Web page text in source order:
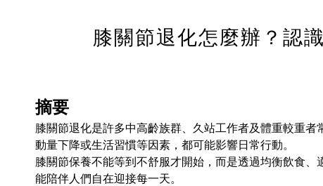
膝關節退化怎麼辦？認
摘要
膝關節退化是許多中高齡族群、久站工作者及體重較重
動量下降或生活習慣等因素，都可能影響日常行動。
膝關節保養不能等到不舒服才開始，而是透過均衡飲食
能陪伴人們自在迎接每一天。